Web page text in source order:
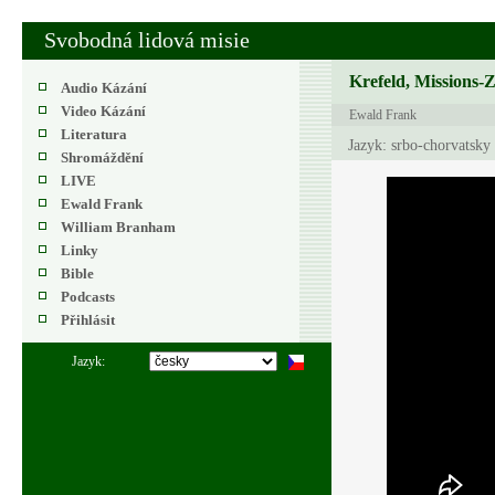
Svobodná lidová misie
Audio Kázání
Video Kázání
Literatura
Shromáždění
LIVE
Ewald Frank
William Branham
Linky
Bible
Podcasts
Přihlásit
Jazyk:
Krefeld, Missions-
Ewald Frank
Jazyk: srbo-chorvatsky